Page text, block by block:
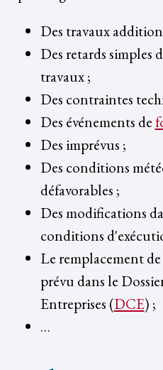
Des travaux
Des retards simples
travaux ;
Des contraintes
Des événements de
Des imprévus ;
Des conditions
défavorables ;
Des modifications
conditions
Le remplacement
prévu dans le
Entreprises (DCE) ;
…